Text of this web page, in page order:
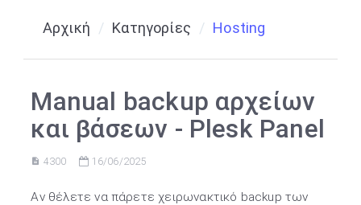
Αρχική Κατηγορίες Hosting
Manual backup αρχείων
και βάσεων - Plesk Panel
4300 16/06/2025
Αν θέλετε να πάρετε χειρωνακτικό backup των